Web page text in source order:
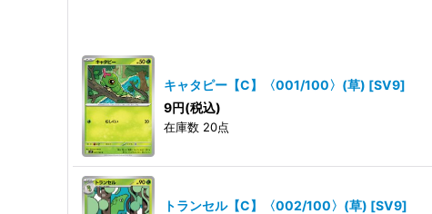
キャタピー【C】〈001/100〉(草) [SV9]
9円(税込)
在庫数 20点
トランセル【C】〈002/100〉(草) [SV9]